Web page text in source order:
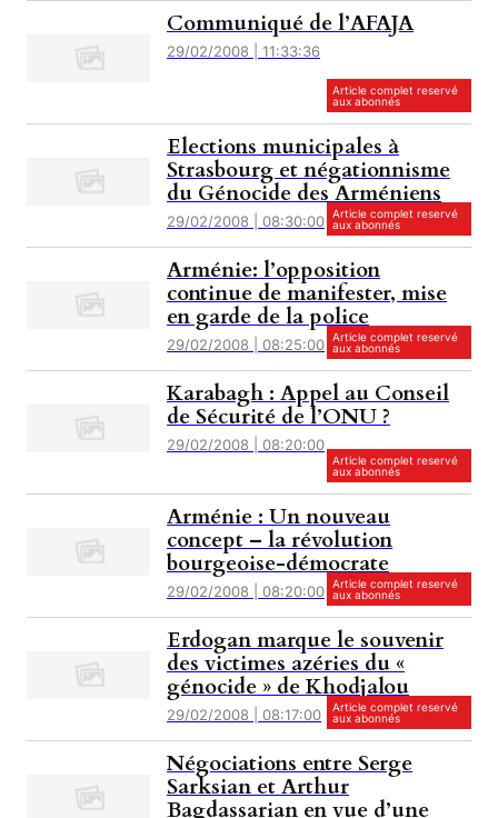
Communiqué de l’AFAJA
29/02/2008 | 11:33:36
Article complet reservé
aux abonnés
Elections municipales à
Strasbourg et négationnisme
du Génocide des Arméniens
29/02/2008 | 08:30:00 Article complet reservé
aux abonnés
Arménie: l’opposition
continue de manifester, mise
en garde de la police
29/02/2008 | 08:25:00 Article complet reservé
aux abonnés
Karabagh : Appel au Conseil
de Sécurité de l’ONU ?
29/02/2008 | 08:20:00
Article complet reservé
aux abonnés
Arménie : Un nouveau
concept – la révolution
bourgeoise-démocrate
29/02/2008 | 08:20:00 Article complet reservé
aux abonnés
Erdogan marque le souvenir
des victimes azéries du «
génocide » de Khodjalou
29/02/2008 | 08:17:00
Article complet reservé
aux abonnés
Négociations entre Serge
Sarksian et Arthur
Bagdassarian en vue d’une